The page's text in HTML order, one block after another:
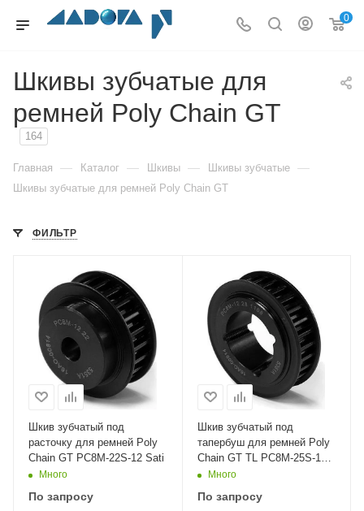
0
Шкивы зубчатые для
ремней Poly Chain GT
164
Главная — Каталог — Шкивы — Шкивы зубчатые —
Шкивы зубчатые для ремней Poly Chain GT
ФИЛЬТР
Шкив зубчатый под
расточку для ремней Poly
Chain GT PC8M-22S-12 Sati
Много
По запросу
Шкив зубчатый под
тапербуш для ремней Poly
Chain GT TL PC8M-25S-12
SatiМного
По запросу